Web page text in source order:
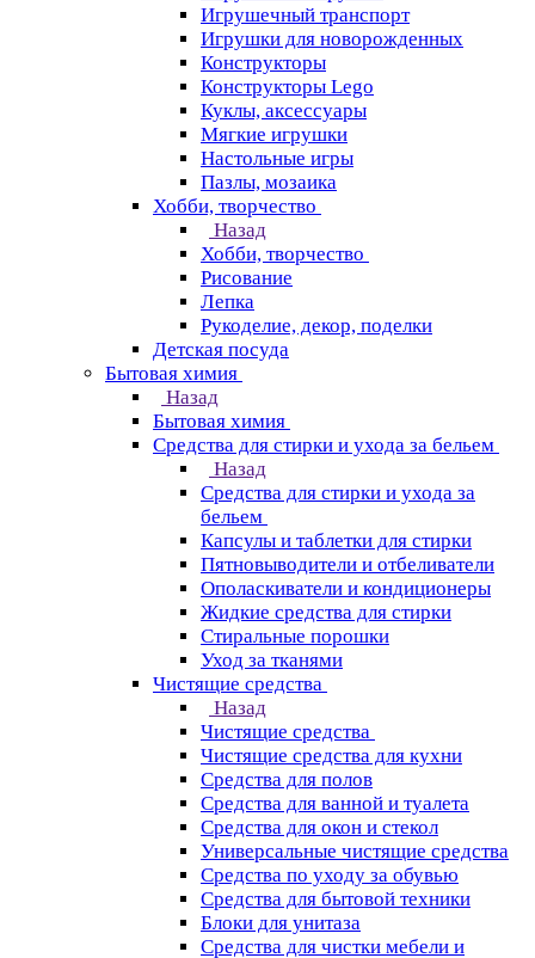
Игрушечный транспорт
Игрушки для новорожденных
Конструкторы
Конструкторы Lego
Куклы, аксессуары
Мягкие игрушки
Настольные игры
Пазлы, мозаика
Хобби, творчество
Назад
Хобби, творчество
Рисование
Лепка
Рукоделие, декор, поделки
Детская посуда
Бытовая химия
Назад
Бытовая химия
Средства для стирки и ухода за бельем
Назад
Средства для стирки и ухода за
бельем
Капсулы и таблетки для стирки
Пятновыводители и отбеливатели
Ополаскиватели и кондиционеры
Жидкие средства для стирки
Стиральные порошки
Уход за тканями
Чистящие средства
Назад
Чистящие средства
Чистящие средства для кухни
Средства для полов
Средства для ванной и туалета
Средства для окон и стекол
Универсальные чистящие средства
Средства по уходу за обувью
Средства для бытовой техники
Блоки для унитаза
Средства для чистки мебели и